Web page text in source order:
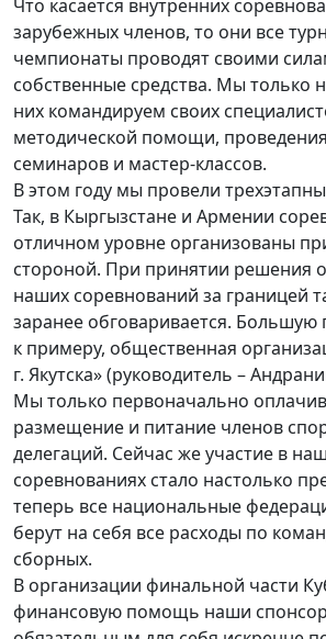
Что касается внутренних
зарубежных членов, то они все
чемпионаты проводят своими
собственные средства. Мы только
них командируем своих
методической помощи, проведения
семинаров и мастер-классов.
В этом году мы провели
Так, в Кыргызстане и Армении
отличном уровне организованы
стороной. При принятии решения
наших соревнований за границей
заранее обговаривается.
к примеру, общественная
г. Якутска» (руководитель –
Мы только первоначально
размещение и питание членов
делегаций. Сейчас же участие в
соревнованиях стало настолько
теперь все национальные
берут на себя все расходы по
сборных.
В организации финальной части
финансовую помощь наши